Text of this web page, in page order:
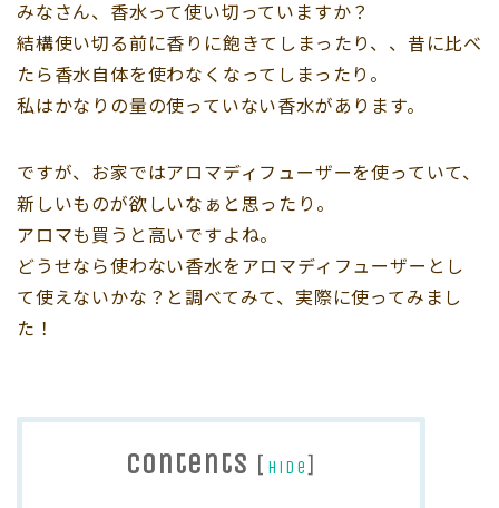
みなさん、香水って使い切っていますか？
結構使い切る前に香りに飽きてしまったり、、昔に比べ
たら香水自体を使わなくなってしまったり。
私はかなりの量の使っていない香水があります。
ですが、お家ではアロマディフューザーを使っていて、
新しいものが欲しいなぁと思ったり。
アロマも買うと高いですよね。
どうせなら使わない香水をアロマディフューザーとし
て使えないかな？と調べてみて、実際に使ってみまし
た！
Contents [ hide]